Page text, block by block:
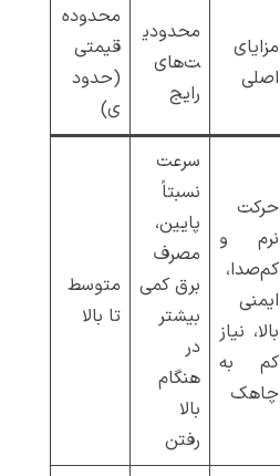
مزایای
اصلی
محدودی
ت‌های
رایج
محدوده
قیمتی
(حدود
ی)
حرکت
نرم و
کم‌صدا،
ایمنی
بالا، نیاز
کم به
چاهک
سرعت
نسبتاً
پایین،
مصرف
برق کمی
بیشتر
در
هنگام
بالا
رفتن
متوسط
تا بالا